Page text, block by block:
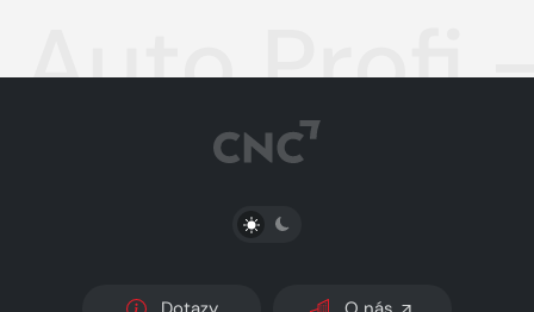
Auto Profi
PŘEPNOUT SVĚTLÝ/TMAVÝ REŽIM